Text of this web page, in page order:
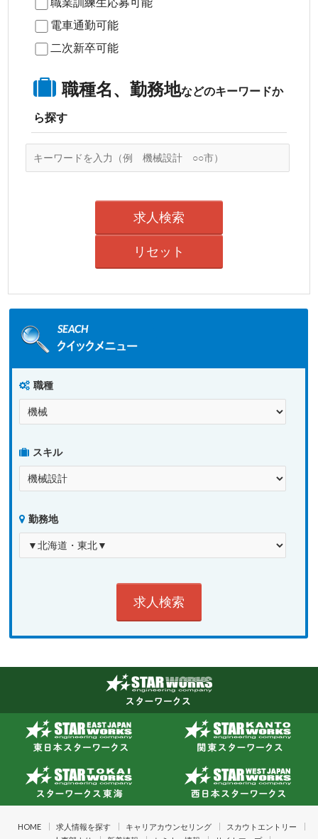
電車通勤可能
二次新卒可能
職種名、勤務地などのキーワードか
ら探す
職種
スキル
勤務地
HOME 求人情報を探す キャリアカウンセリング
スカウトエントリー